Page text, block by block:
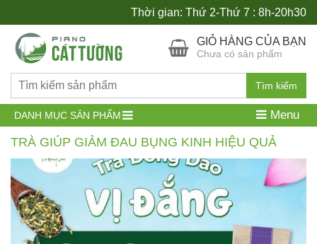
Thời gian: Thứ 2-Thứ 7 : 8h-20h30
Tìm kiếm
GIỎ HÀNG CỦA BẠN
Chưa có sản phẩm
DANH MỤC SẢN PHẨM Menu
TRÀ GIÚP GIẢM ĐAU BỤNG KINH HIỆU QUẢ